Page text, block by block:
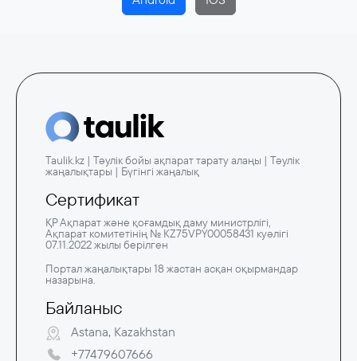
Taulik.kz | Тәулік бойы ақпарат тарату алаңы | Тәулік
жаңалықтары | Бүгінгі жаңалық
Сертификат
ҚР Ақпарат және қоғамдық даму министрлігі,
Ақпарат комитетінің № KZ75VPY00058431 куәлігі
07.11.2022 жылы берілген
Портал жаңалықтары 18 жастан асқан оқырмандар
назарына.
Байланыс
Astana, Kazakhstan
+77479607666